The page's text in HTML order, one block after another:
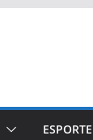
ESPORTE